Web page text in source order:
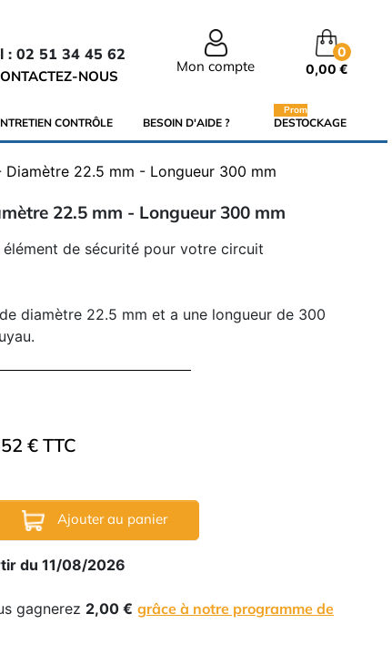
: 02 51 34 45 62
NOUS
Mon compte
0
0,00 €
CONTRÔLE BESOIN D'AIDE ? DESTOCKAGE
Promo
Diamètre 22.5 mm - Longueur 300 mm
22.5 mm - Longueur 300 mm
élément de sécurité pour votre circuit
diamètre 22.5 mm et a une longueur de 300
€ TTC
Ajouter au panier
du 11/08/2026
gagnerez 2,00 € grâce à notre programme de